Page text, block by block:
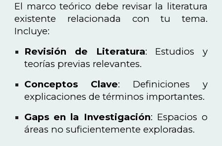
El marco teórico debe revisar la literatura
existente relacionada con tu tema.
Incluye:
Revisión de Literatura: Estudios y
teorías previas relevantes.
Conceptos Clave: Definiciones y
explicaciones de términos importantes.
Gaps en la Investigación: Espacios o
áreas no suficientemente exploradas.